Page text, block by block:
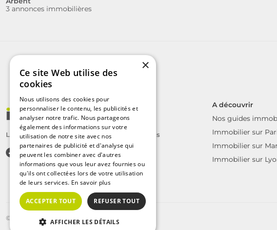
3 annonces immobilières
Le label des agents immobiliers indépendants
A découvrir
Nos guides
Immobilier sur
Immobilier sur
Immobilier sur
©2025 | Tous droits réservés
×
Ce site Web utilise des
cookies
Nous utilisons des cookies pour
personnaliser le contenu, les publicités et
analyser notre trafic. Nous partageons
également des informations sur votre
utilisation de notre site avec nos
partenaires de publicité et d'analyse qui
peuvent les combiner avec d'autres
informations que vous leur avez fournies ou
qu'ils ont collectées lors de votre utilisation
de leurs services. En savoir plus
ACCEPTER TOUT REFUSER TOUT
AFFICHER LES DÉTAILS